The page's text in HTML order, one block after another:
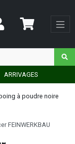
ARRIVAGES
à poudre noire
FEINWERKBAU